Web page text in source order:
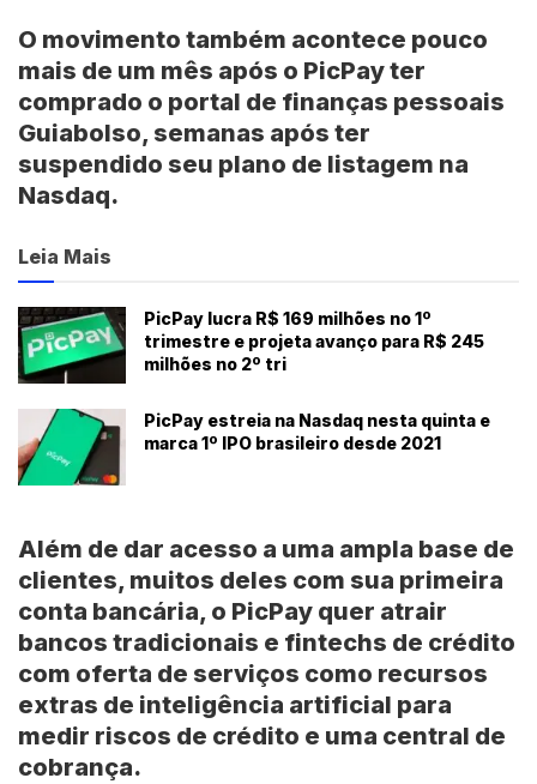
O movimento também acontece pouco
mais de um mês após o PicPay ter
comprado o portal de finanças pessoais
Guiabolso, semanas após ter
suspendido seu plano de listagem na
Nasdaq.
Leia Mais
PicPay lucra R$ 169 milhões no 1º
trimestre e projeta avanço para R$ 245
milhões no 2º tri
PicPay estreia na Nasdaq nesta quinta e
marca 1º IPO brasileiro desde 2021
Além de dar acesso a uma ampla base de
clientes, muitos deles com sua primeira
conta bancária, o PicPay quer atrair
bancos tradicionais e fintechs de crédito
com oferta de serviços como recursos
extras de inteligência artificial para
medir riscos de crédito e uma central de
cobrança.